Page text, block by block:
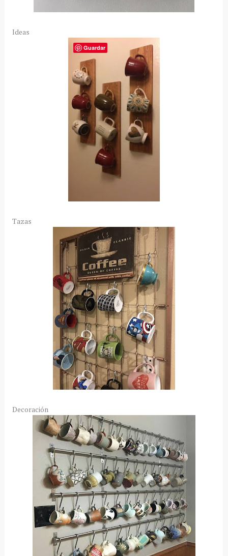
Ideas
Tazas
Decoración
Guardar